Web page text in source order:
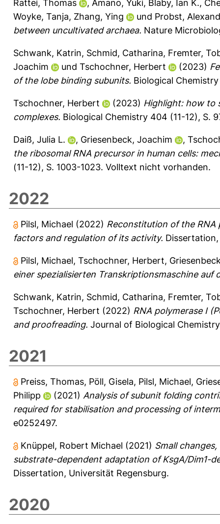
Rattei, Thomas
, Amano, Yuki, Blaby, Ian K.,
Woyke, Tanja, Zhang, Ying und Probst,
between uncultivated archaea. Nature
Schwank, Katrin, Schmid, Catharina, Fremter,
Joachim
und Tschochner, Herbert (2023)
of the lobe binding subunits. Biological
Tschochner, Herbert (2023) Highlight: how to
complexes. Biological Chemistry 404 (11-12), S.
Daiß, Julia L. , Griesenbeck, Joachim ,
the ribosomal RNA precursor in human cells:
(11-12), S. 1003-1023. Volltext nicht vorhanden.
2022
Pilsl, Michael (2022) Reconstitution of the
factors and regulation of its activity.
Pilsl, Michael, Tschochner, Herbert,
einer spezialisierten Transkriptionsmaschine auf
Schwank, Katrin, Schmid, Catharina, Fremter,
Tschochner, Herbert (2022) RNA polymerase I
and proofreading. Journal of Biological
2021
Preiss, Thomas, Pöll, Gisela, Pilsl, Michael,
Philipp
(2021) Analysis of subunit folding
required for stabilisation and processing of
e0252497.
Knüppel, Robert Michael (2021) Small
substrate-dependent adaptation of KsgA/Dim1-
Dissertation, Universität Regensburg.
2020